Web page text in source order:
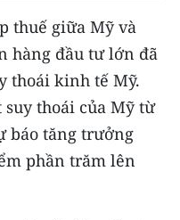
thuế giữa Mỹ và
hàng đầu tư lớn đã
thoái kinh tế Mỹ.
suy thoái của Mỹ từ
báo tăng trưởng
phần trăm lên